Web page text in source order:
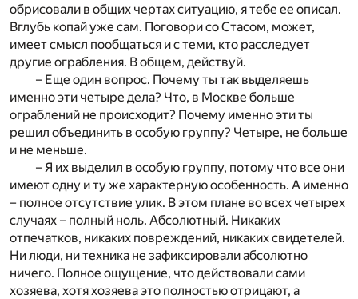
обрисовали в общих чертах ситуацию, я тебе ее описал.
Вглубь копай уже сам. Поговори со Стасом, может,
имеет смысл пообщаться и с теми, кто расследует
другие ограбления. В общем, действуй.
– Еще один вопрос. Почему ты так выделяешь
именно эти четыре дела? Что, в Москве больше
ограблений не происходит? Почему именно эти ты
решил объединить в особую группу? Четыре, не больше
и не меньше.
– Я их выделил в особую группу, потому что все они
имеют одну и ту же характерную особенность. А именно
– полное отсутствие улик. В этом плане во всех четырех
случаях – полный ноль. Абсолютный. Никаких
отпечатков, никаких повреждений, никаких свидетелей.
Ни люди, ни техника не зафиксировали абсолютно
ничего. Полное ощущение, что действовали сами
хозяева, хотя хозяева это полностью отрицают, а